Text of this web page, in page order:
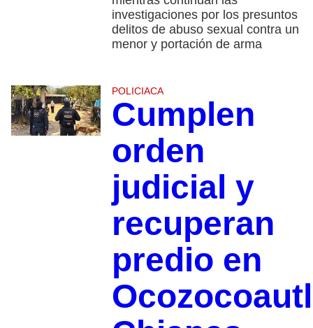
investigaciones por los presuntos
delitos de abuso sexual contra un
menor y portación de arma
POLICIACA
Cumplen
orden
judicial y
recuperan
predio en